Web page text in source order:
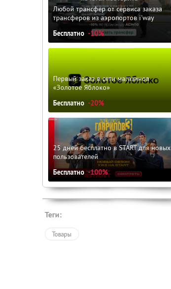
Любой трансфер от сервиса заказа
трансферов из аэропортов i'way
Бесплатно -10%
Первый заказ в сети магазинов
«Золотое Яблоко»
Бесплатно -20%
25 дней бесплатно в START для новых
пользователей
Бесплатно -100%
Теги:
Товары